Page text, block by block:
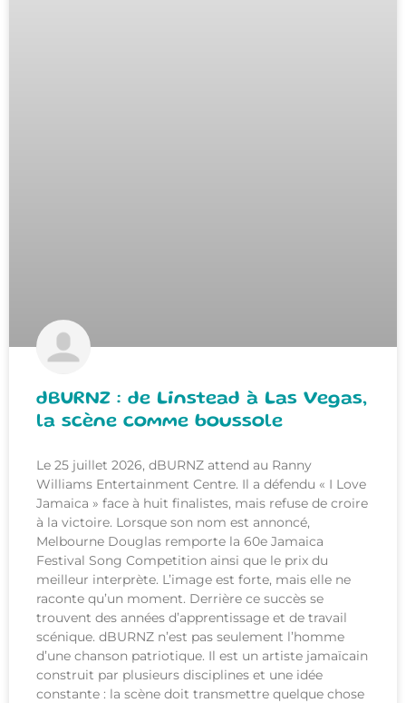
dBURNZ : de Linstead à Las Vegas,
la scène comme boussole
Le 25 juillet 2026, dBURNZ attend au Ranny
Williams Entertainment Centre. Il a défendu « I Love
Jamaica » face à huit finalistes, mais refuse de croire
à la victoire. Lorsque son nom est annoncé,
Melbourne Douglas remporte la 60e Jamaica
Festival Song Competition ainsi que le prix du
meilleur interprète. L’image est forte, mais elle ne
raconte qu’un moment. Derrière ce succès se
trouvent des années d’apprentissage et de travail
scénique. dBURNZ n’est pas seulement l’homme
d’une chanson patriotique. Il est un artiste jamaïcain
construit par plusieurs disciplines et une idée
constante : la scène doit transmettre quelque chose